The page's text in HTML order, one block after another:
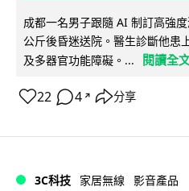
成都一名男子跟隨 AI 制訂高強
公斤後昏迷送院。醫生診斷他患
及多器官功能障礙。...
閱讀全
22 4 ↗ 分享
3C科技 家居無線 影音產品